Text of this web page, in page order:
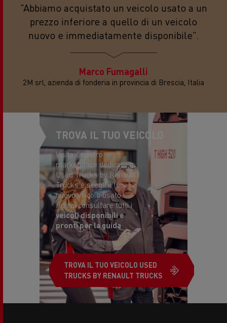
"Abbiamo acquistato un veicolo usato a un
prezzo inferiore a quello di un veicolo
nuovo e immediatamente disponibile".
Marco Fumagalli
2M srl, azienda di fonderia in provincia di Brescia, Italia
TROVA IL TUO VEICOLO
Visita il nostro
marketplace dedicato a
Used Trucks by Renault
Trucks e scegli il tuo
nuovo veicolo usato.
Potrai consultare tutti i
veicoli disponibili e
pronti per la guida.
TROVA IL TUO VEICOLO USED
TRUCKS BY RENAULT TRUCKS